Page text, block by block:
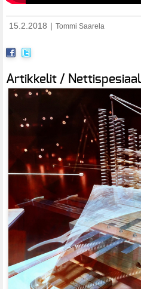
15.2.2018 Tommi Saarela
Artikkelit /